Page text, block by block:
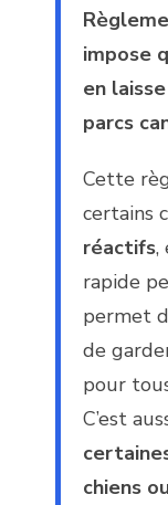
impose
en
parcs
Cette
certains
réactifs,
rapide
permet
de
pour
C’est
chiens